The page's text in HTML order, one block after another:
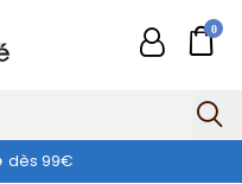
0
dès 99€